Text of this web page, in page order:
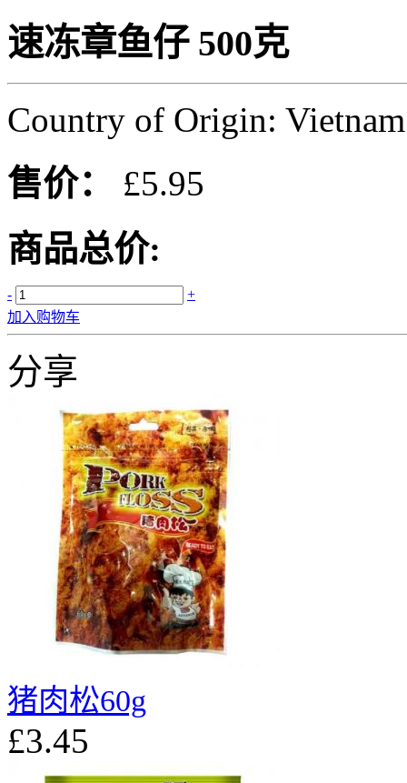
速冻章鱼仔 500克
Country of Origin: Vietnam
售价：
£5.95
商品总价:
-
+
加入购物车
分享
猪肉松60g
£3.45